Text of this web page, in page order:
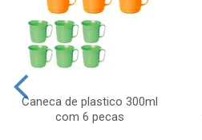
Caneca de plastico 300ml
com 6 pecas